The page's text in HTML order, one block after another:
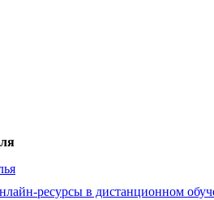
ресурсы в дистанционном